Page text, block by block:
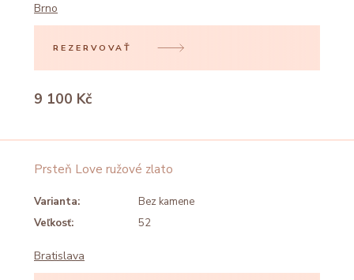
Brno
REZERVOVAŤ
9 100 Kč
Prsteň Love ružové zlato
Varianta:
Bez kamene
Veľkosť:
52
Bratislava